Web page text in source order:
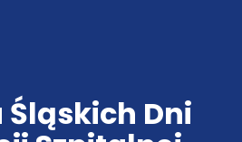
Śląskich Dni